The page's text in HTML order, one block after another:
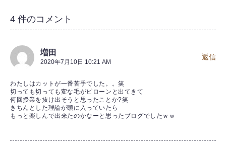
4 件のコメント
増田
2020年7月10日 10:21 AM
わたしはカットが一番苦手でした。。笑
切っても切っても変な毛がピローンと出てきて
何回授業を抜け出そうと思ったことか?笑
きちんとした理論が頭に入っていたら
もっと楽しんで出来たのかなーと思ったブログでしたｗｗ
返信